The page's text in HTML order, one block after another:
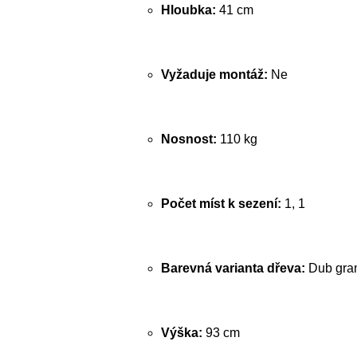
Hloubka: 41 cm
Vyžaduje montáž: Ne
Nosnost: 110 kg
Počet míst k sezení: 1, 1
Barevná varianta dřeva: Dub
Výška: 93 cm